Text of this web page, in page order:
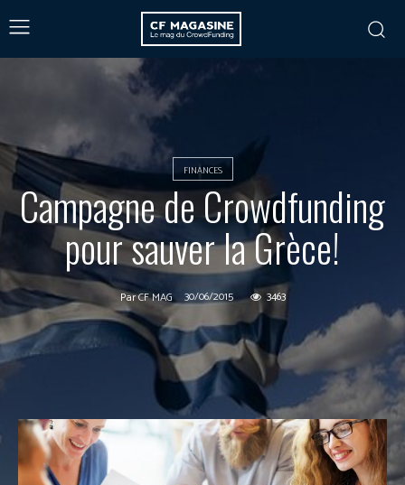
FINANCES
Campagne de Crowdfunding
pour sauver la Grèce!
ParCF MAG 30/06/2015 3463